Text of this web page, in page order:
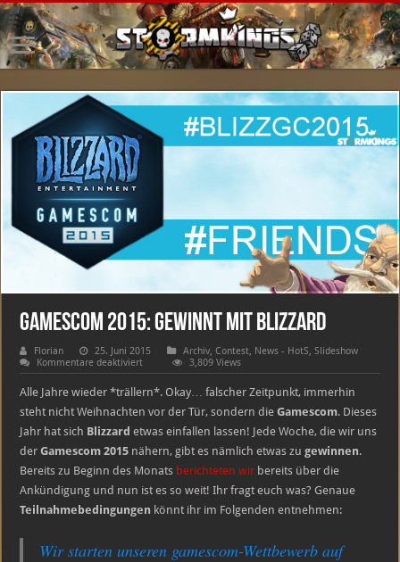
Gamescom 2015: Gewinnt mit Blizzard
Florian 25. Juni 2015 Archiv,Contest, News - HotS,Slideshow
Kommentare deaktiviertfür
Gamescom
2015:
Gewinnt
mit
Blizzard
3,809 Views
Alle Jahre wieder *trällern*. Okay… falscher Zeitpunkt, immerhin
steht nicht Weihnachten vor der Tür, sondern dieGamescom. Dieses
Jahr hat sich Blizzard etwas einfallen lassen! Jede Woche, die wir uns
derGamescom 2015 nähern, gibt es nämlich etwas zugewinnen.
Bereits zu Beginn des Monats berichteten wir bereits über die
Ankündigung und nun ist es so weit! Ihr fragt euch was? Genaue
Teilnahmebedingungen könnt ihr im Folgenden entnehmen:
Wir starten unseren gamescom-Wettbewerb auf